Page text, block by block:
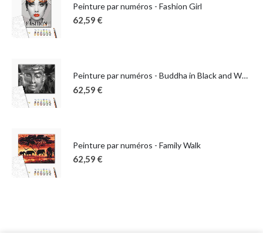
Peinture par numéros - Fashion Girl
62,59 €
Peinture par numéros - Buddha in Black and White
62,59 €
Peinture par numéros - Family Walk
62,59 €